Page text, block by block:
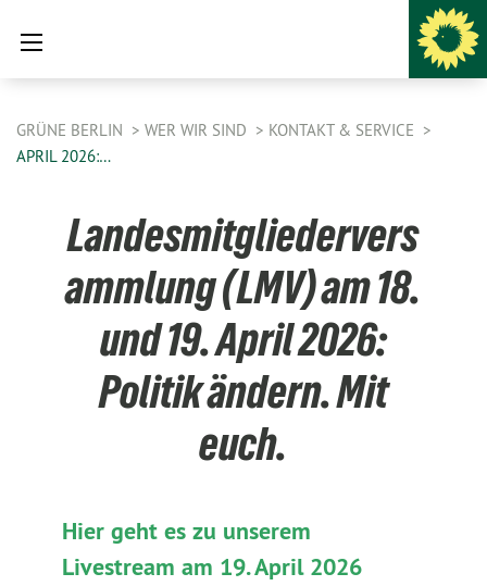
GRÜNE BERLIN WER WIR SIND
KONTAKT & SERVICE
APRIL 2026:…
Landesmitgliedervers
ammlung (LMV) am 18.
und 19. April 2026:
Politik ändern. Mit
euch.
Hier geht es zu unserem
Livestream am 19. April 2026